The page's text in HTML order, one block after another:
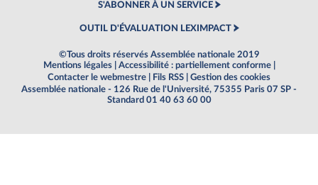
S'ABONNER À UN SERVICE
OUTIL D'ÉVALUATION LEXIMPACT
©Tous droits réservés Assemblée nationale 2019
Mentions légales
Accessibilité : partiellement conforme
Contacter le webmestre
Fils RSS
Gestion des cookies
Assemblée nationale - 126 Rue de l'Université, 75355 Paris 07 SP -
Standard 01 40 63 60 00